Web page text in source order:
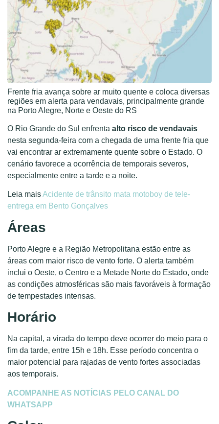
Frente fria avança sobre ar muito quente e coloca diversas
regiões em alerta para vendavais, principalmente grande
na Porto Alegre, Norte e Oeste do RS
O Rio Grande do Sul enfrenta alto risco de vendavais
nesta segunda-feira com a chegada de uma frente fria que
vai encontrar ar extremamente quente sobre o Estado. O
cenário favorece a ocorrência de temporais severos,
especialmente entre a tarde e a noite.
Leia maisAcidente de trânsito mata motoboy de tele-
entrega em Bento Gonçalves
Áreas
Porto Alegre e a Região Metropolitana estão entre as
áreas com maior risco de vento forte. O alerta também
inclui o Oeste, o Centro e a Metade Norte do Estado, onde
as condições atmosféricas são mais favoráveis à formação
de tempestades intensas.
Horário
Na capital, a virada do tempo deve ocorrer do meio para o
fim da tarde, entre 15h e 18h. Esse período concentra o
maior potencial para rajadas de vento fortes associadas
aos temporais.
ACOMPANHE AS NOTÍCIAS PELO CANAL DO
WHATSAPP